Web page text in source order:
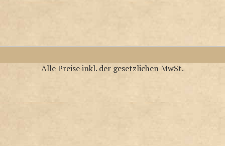
Alle Preise inkl. der gesetzlichen MwSt.